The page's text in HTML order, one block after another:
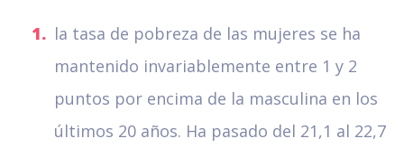
la tasa de pobreza de las mujeres se ha
mantenido invariablemente entre 1 y 2
puntos por encima de la masculina en los
últimos 20 años. Ha pasado del 21,1 al 22,7